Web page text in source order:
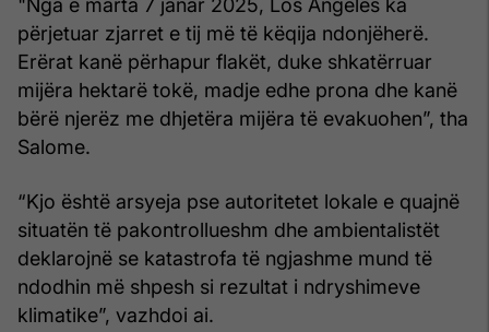
"Nga e marta 7 janar 2025, Los Angeles ka
përjetuar zjarret e tij më të këqija ndonjëherë.
Erërat kanë përhapur flakët, duke shkatërruar
mijëra hektarë tokë, madje edhe prona dhe kanë
bërë njerëz me dhjetëra mijëra të evakuohen”, tha
Salome.
“Kjo është arsyeja pse autoritetet lokale e quajnë
situatën të pakontrollueshm dhe ambientalistët
deklarojnë se katastrofa të ngjashme mund të
ndodhin më shpesh si rezultat i ndryshimeve
klimatike”, vazhdoi ai.